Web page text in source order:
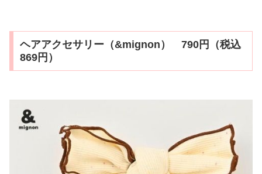
ヘアアクセサリー（&mignon） 790円（税込
869円）